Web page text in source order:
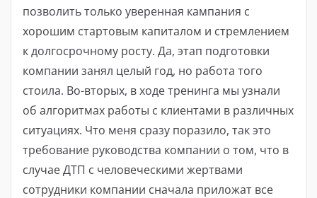
позволить только уверенная кампания с
хорошим стартовым капиталом и стремлением
к долгосрочному росту. Да, этап подготовки
компании занял целый год, но работа того
стоила. Во-вторых, в ходе тренинга мы узнали
об алгоритмах работы с клиентами в различных
ситуациях. Что меня сразу поразило, так это
требование руководства компании о том, что в
случае ДТП с человеческими жертвами
сотрудники компании сначала приложат все